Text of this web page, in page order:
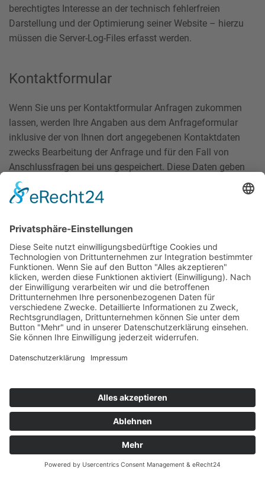
berechtigtes Interesse an der technisch fehlerfreien
Darstellung und der Optimierung seiner Website – hierzu
müssen die Server-Log-Files erfasst werden.
Kontaktformular
Wenn Sie uns per Kontaktformular Anfragen zukommen
lassen, werden Ihre Angaben aus dem Anfrageformular
inklusive der von Ihnen dort angegebenen Kontaktdaten
zwecks Bearbeitung der Anfrage und für den Fall von
Anschlussfragen bei uns gespeichert. Diese Daten geben
wir nicht ohne Ihre Einwilligung weiter.
Art. 6 Abs. 1 lit. b DSGVO, sofern Ihre Anfrage mit der
Erfüllung eines Vertrags zusammenhängt oder zur
Durchführung vorvertraglicher Maßnahmen erforderlich ist.
In allen übrigen Fällen beruht die Verarbeitung auf unserem
berechtigten Interesse an der effektiven Bearbeitung der an
uns gerichteten Anfragen (Art. 6 Abs. 1 lit. f DSGVO) oder
auf Ihrer Einwilligung (Art. 6 Abs. 1 lit. a DSGVO) sofern
diese abgefragt wurde; die Einwilligung ist jederzeit
widerrufbar.
Ihre Einwilligung zur Speicherung widerrufen oder der
Zweck für die Datenspeicherung entfällt (z. B. nach
abgeschlossener Bearbeitung Ihrer Anfrage). Zwingende
gesetzliche Bestimmungen – insbesondere
Aufbewahrungsfristen – bleiben unberührt.